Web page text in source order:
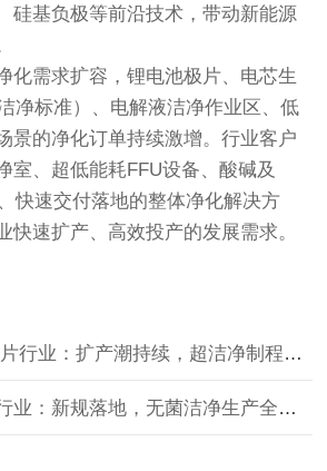
硅基负极等前沿技术，带动新能源
化需求扩容，锂电池极片、电芯生
净标准）、电解液洁净作业区、低
景的净化订单持续激增。行业客户
室、超低能耗FFU设备、酸碱及
快速交付落地的整体净化解决方
快速扩产、高效投产的发展需求。
业：扩产潮持续，超洁净制程需求升级
：新规落地，无菌洁净生产全面普及